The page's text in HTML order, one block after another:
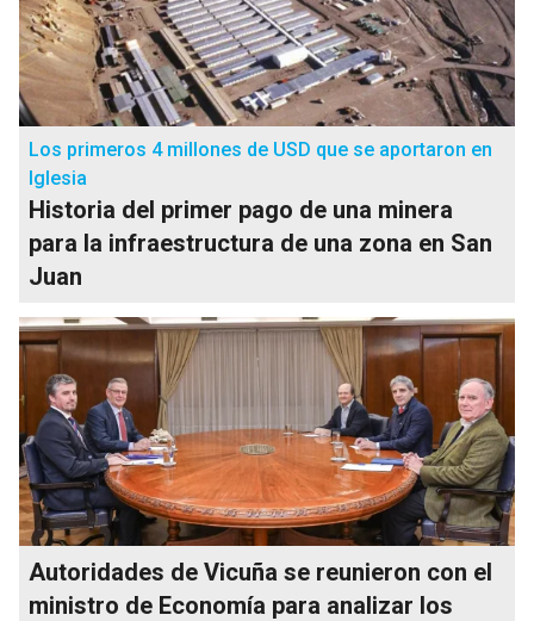
Los primeros 4 millones de USD que se aportaron en
Iglesia
Historia del primer pago de una minera
para la infraestructura de una zona en San
Juan
Autoridades de Vicuña se reunieron con el
ministro de Economía para analizar los